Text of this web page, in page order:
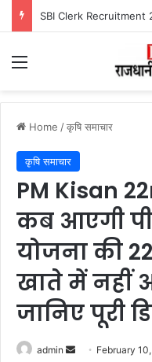
Menu
Home /कृषि समाचार
कृषि समाचार
PM Kisan
कब आएगी
योजना की
खाते में नहीं
जानिए पूरी
admin
Send February